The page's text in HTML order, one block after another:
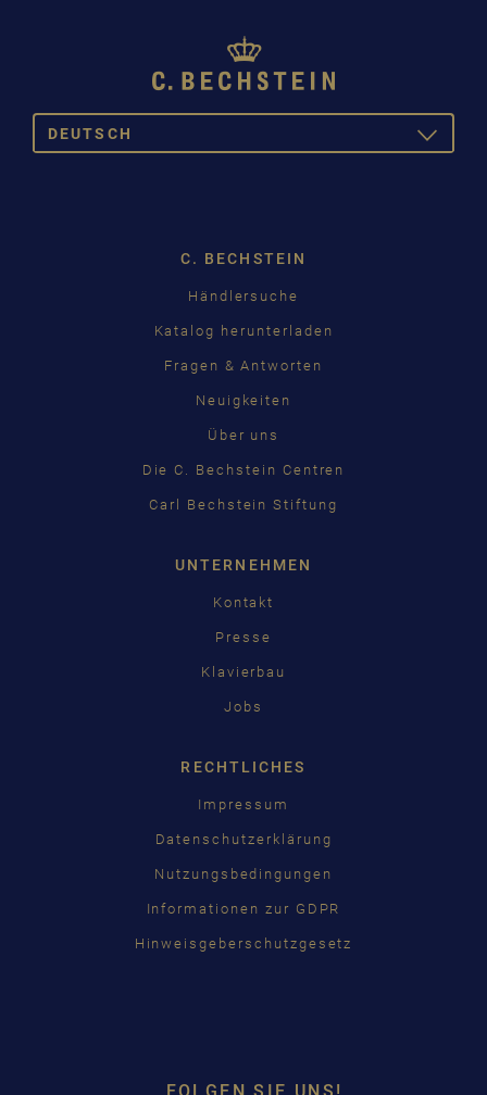
DEUTSCH
TOGGLE
Pусский
čeština
C. BECHSTEIN
Händlersuche
Katalog herunterladen
Fragen & Antworten
Neuigkeiten
Über uns
Die C. Bechstein Centren
Carl Bechstein Stiftung
UNTERNEHMEN
Kontakt
Presse
Klavierbau
Jobs
RECHTLICHES
Impressum
Datenschutzerklärung
Nutzungsbedingungen
Informationen zur GDPR
Hinweisgeberschutzgesetz